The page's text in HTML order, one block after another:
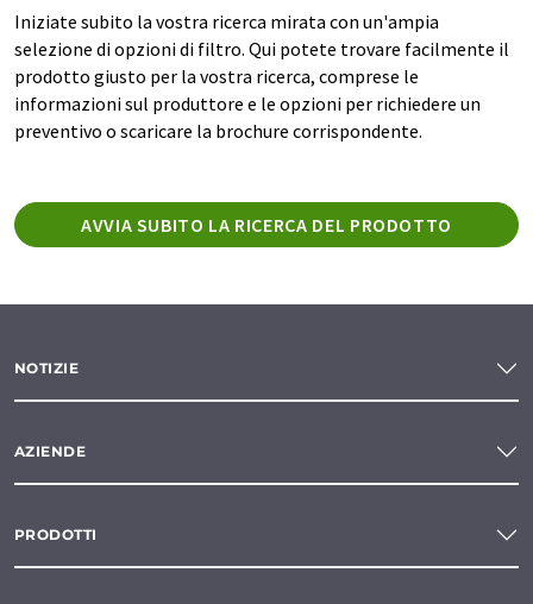
Iniziate subito la vostra ricerca mirata con un'ampia
selezione di opzioni di filtro. Qui potete trovare facilmente il
prodotto giusto per la vostra ricerca, comprese le
informazioni sul produttore e le opzioni per richiedere un
preventivo o scaricare la brochure corrispondente.
AVVIA SUBITO LA RICERCA DEL PRODOTTO
NOTIZIE
AZIENDE
PRODOTTI